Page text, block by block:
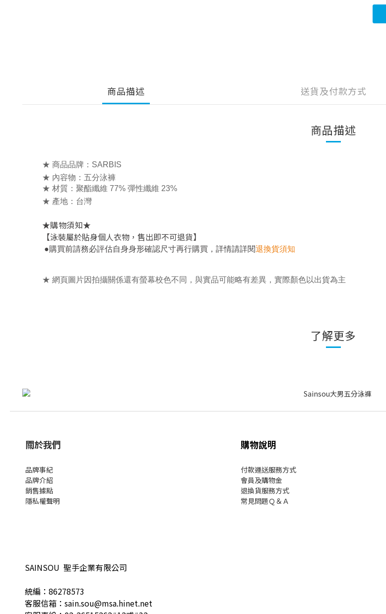
商品描述 送貨及付款方式
商品描述
★ 商品品牌：SARBIS
★ 內容物：五分泳褲
★ 材質：聚酯纖維 77% 彈性纖維 23%
★ 產地：台灣
★購物須知★
【泳裝屬於貼身個人衣物，售出即不可退貨】
●購買前請務必評估自身身形確認尺寸再行購買 ， 詳情請詳閱退換貨須知
★ 網頁圖片因拍攝關係還有螢幕校色不同，與實品可能略有差異，實際顏色以出貨為主
了解更多
關於我們
品牌事紀
品牌介紹
銷售據點
隱私權聲明
購物說明
付款運送服務方式
會員及購物金
退換貨服務方式
常見問題Ｑ＆Ａ
SAINSOU 聖手企業有限公司
統編：86278573
客服信箱：sain.sou@msa.hinet.net